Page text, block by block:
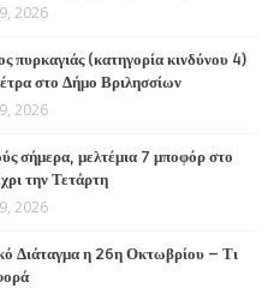
2026
πυρκαγιάς (κατηγορία κινδύνου 4)
στο Δήμο Βριλησσίων
2026
σήμερα, μελτέμια 7 μποφόρ στο
την Τετάρτη
2026
Διάταγμα η 26η Οκτωβρίου – Τι